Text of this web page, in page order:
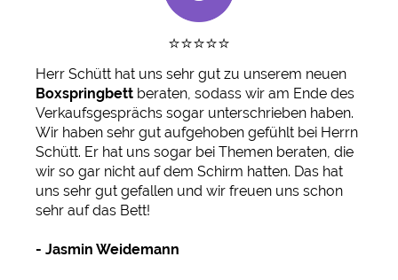
⭐️⭐️⭐️⭐️⭐️
Herr Schütt hat uns sehr gut zu unserem neuen
Boxspringbett beraten, sodass wir am Ende des
Verkaufsgesprächs sogar unterschrieben haben.
Wir haben sehr gut aufgehoben gefühlt bei Herrn
Schütt. Er hat uns sogar bei Themen beraten, die
wir so gar nicht auf dem Schirm hatten. Das hat
uns sehr gut gefallen und wir freuen uns schon
sehr auf das Bett!
- Jasmin Weidemann